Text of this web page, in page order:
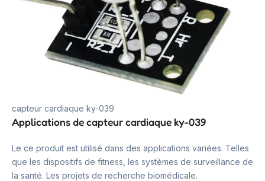
capteur cardiaque ky-039
Applications de capteur cardiaque ky-039
Le ce produit est utilisé dans des applications variées. Telles
que les dispositifs de fitness, les systèmes de surveillance de
la santé. Les projets de recherche biomédicale.